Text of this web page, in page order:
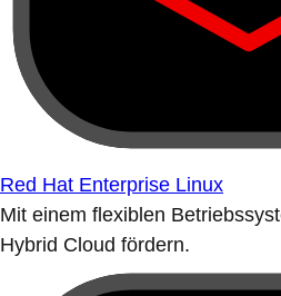
Red Hat Enterprise Linux
Mit einem flexiblen
Hybrid Cloud fördern.